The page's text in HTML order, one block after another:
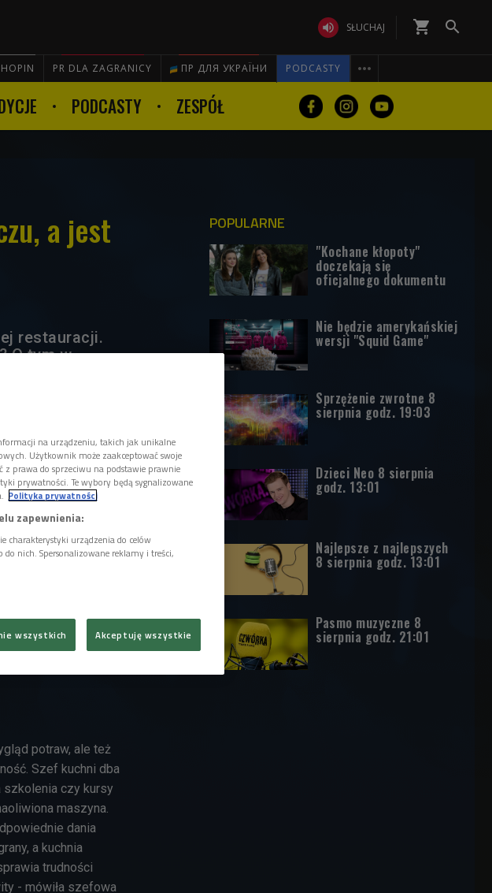
 SŁUCHAJ shopping_cart 
PR DLA ZAGRANICY ПР ДЛЯ УКРАЇНИ PODCASTY 

PODCASTY ZESPÓŁ
a jest
restauracji.
O tym w
potraw, ale też
Szef kuchni dba
szkolenia czy kursy
maszyna.
dania
a kuchnia
trudności
- mówiła szefowa
POPULARNE
"Kochane kłopoty"
doczekają się
oficjalnego dokumentu
Nie będzie amerykańskiej
wersji "Squid Game"
Sprzężenie zwrotne 8
sierpnia godz. 19:03
Dzieci Neo 8 sierpnia
godz. 13:01
Najlepsze z najlepszych
8 sierpnia godz. 13:01
Pasmo muzyczne 8
sierpnia godz. 21:01
na urządzeniu, takich jak unikalne
Użytkownik może zaakceptować swoje
prawa do sprzeciwu na podstawie prawnie
prywatności. Te wybory będą sygnalizowane
Polityka prywatności
zapewnienia:
charakterystyki urządzenia do celów
nich. Spersonalizowane reklamy i treści,
wszystkich Akceptuję wszystkie